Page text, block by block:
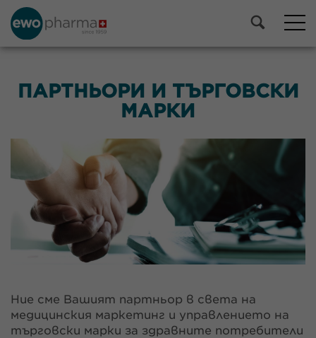
ПАРТНЬОРИ И ТЪРГОВСКИ
МАРКИ
Ние сме Вашият партньор в света на
медицинския маркетинг и управлението на
търговски марки за здравните потребители